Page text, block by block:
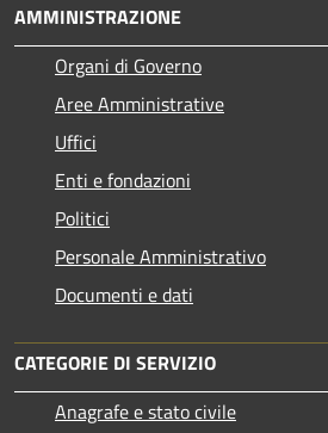
AMMINISTRAZIONE
Organi di Governo
Aree Amministrative
Uffici
Enti e fondazioni
Politici
Personale Amministrativo
Documenti e dati
CATEGORIE DI SERVIZIO
Anagrafe e stato civile